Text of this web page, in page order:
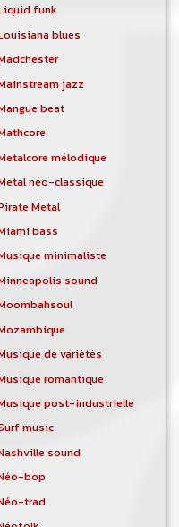
funk
blues
jazz
beat
mélodique
néo-classique
Metal
bass
minimaliste
sound
de variétés
romantique
post-industrielle
music
sound
bop
trad
publique
site.
annonces
sur le
lorsque vous
groupe, un
un/des